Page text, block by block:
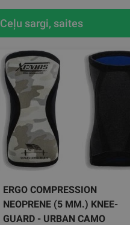
Ceļu sargi, saites
ERGO COMPRESSION
NEOPRENE (5 MM.) KNEE-
GUARD - URBAN CAMO